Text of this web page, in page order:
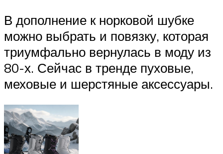
В дополнение к норковой шубке
можно выбрать и повязку, которая
триумфально вернулась в моду из
80-х. Сейчас в тренде пуховые,
меховые и шерстяные аксессуары.